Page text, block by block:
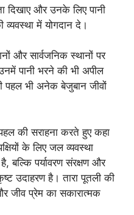
दिखाए और उनके लिए पानी
में योगदान दे।
और सार्वजनिक स्थानों पर
पानी भरने की भी अपील
पहल भी अनेक बेजुबान जीवों
की सराहना करते हुए कहा
के लिए जल व्यवस्था
बल्कि पर्यावरण संरक्षण और
उदाहरण है। तारा पूतली की
जीव प्रेम का सकारात्मक